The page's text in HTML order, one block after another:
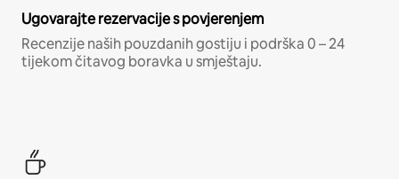
Ugovarajte rezervacije s povjerenjem
Recenzije naših pouzdanih gostiju i podrška 0 – 24
tijekom čitavog boravka u smještaju.